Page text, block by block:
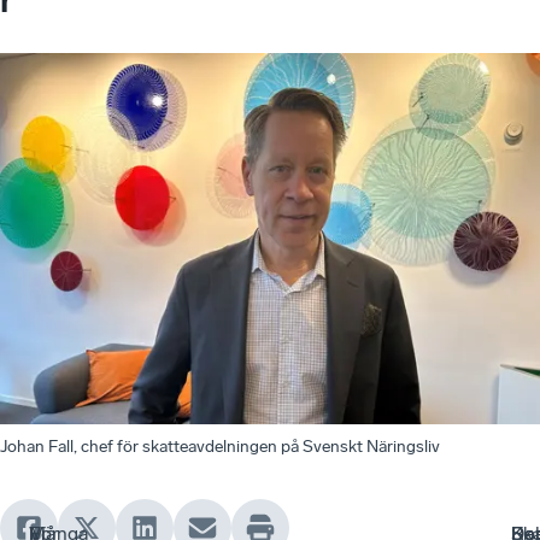
Johan Fall, chef för skatteavdelningen på Svenskt Näringsliv
Vi
Många
För